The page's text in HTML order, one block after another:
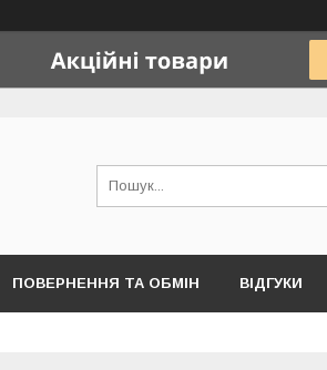
ПОВЕРНЕННЯ ТА ОБМІН ВІДГУКИ